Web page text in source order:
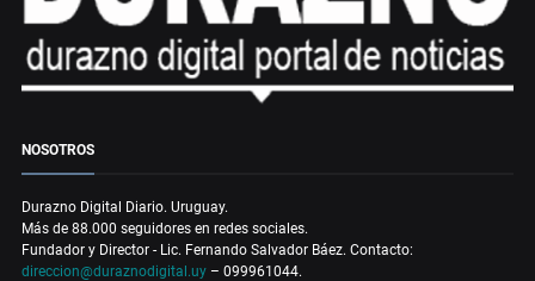
NOSOTROS
Durazno Digital Diario. Uruguay.
Más de 88.000 seguidores en redes sociales.
Fundador y Director - Lic. Fernando Salvador Báez. Contacto:
direccion@duraznodigital.uy – 099961044.